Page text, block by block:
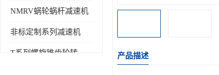
NMRV蜗轮蜗杆减速机
非标定制系列减速机
产品描述